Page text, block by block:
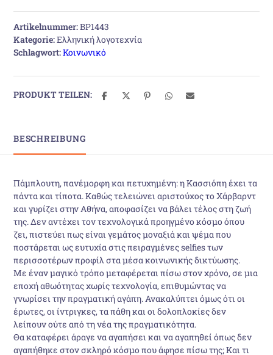
Artikelnummer:BP1443
Kategorie:Ελληνική λογοτεχνία
Schlagwort:Κοινωνικό
PRODUKT TEILEN:
BESCHREIBUNG
Πάμπλουτη, πανέμορφη και πετυχημένη: η Κασσιόπη έχει τα
πάντα και τίποτα. Καθώς τελειώνει αριστούχος το Χάρβαρντ
και γυρίζει στην Αθήνα, αποφασίζει να βάλει τέλος στη ζωή
της. Δεν αντέχει τον τεχνολογικά προηγμένο κόσμο όπου
ζει, πιστεύει πως είναι γεμάτος μοναξιά και ψέμα που
ποστάρεται ως ευτυχία στις πειραγμένες selfies των
περισσοτέρων προφίλ στα μέσα κοινωνικής δικτύωσης.
Με έναν μαγικό τρόπο μεταφέρεται πίσω στον χρόνο, σε μια
εποχή αθωότητας χωρίς τεχνολογία, επιθυμώντας να
γνωρίσει την πραγματική αγάπη. Ανακαλύπτει όμως ότι οι
έρωτες, οι ίντριγκες, τα πάθη και οι δολοπλοκίες δεν
λείπουν ούτε από τη νέα της πραγματικότητα.
Θα καταφέρει άραγε να αγαπήσει και να αγαπηθεί όπως δεν
αγαπήθηκε στον σκληρό κόσμο που άφησε πίσω της; Και τι